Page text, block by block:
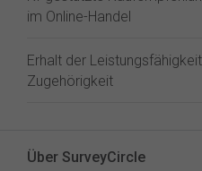
im Online-Handel
Erhalt der
Zugehörigkeit
Über SurveyCircle